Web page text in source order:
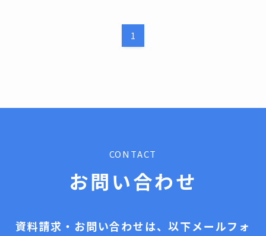
1
CONTACT
お問い合わせ
資料請求・お問い合わせは、以下メールフォ